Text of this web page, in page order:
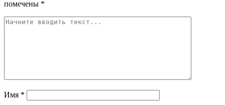
помечены *
Имя *